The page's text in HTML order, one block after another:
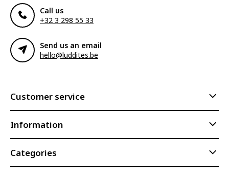
Call us
+32 3 298 55 33
Send us an email
hello@luddites.be
Customer service
Information
Categories